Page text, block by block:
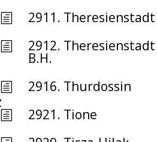
h 2911. Theresienstadt
h 2912. Theresienstadt
B.H.
h 2916. Thurdossin
h 2921. Tione